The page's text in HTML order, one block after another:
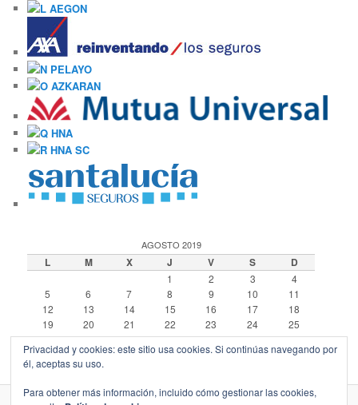
AGOSTO 2019
L M X J V S D
1 2 3
4
5
6 7 8 9 10
11
12
13 14 15 16 17
18
19
20 21 22 23 24
25
26
27 28 29 30 31
« Nov
Privacidad y cookies: este sitio usa cookies. Si continúas navegando por
él, aceptas su uso.
Para obtener más información, incluido cómo gestionar las cookies,